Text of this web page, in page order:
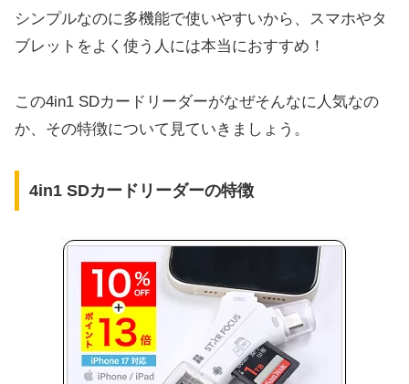
シンプルなのに多機能で使いやすいから、スマホやタ
ブレットをよく使う人には本当におすすめ！
この4in1 SDカードリーダーがなぜそんなに人気なの
か、その特徴について見ていきましょう。
4in1 SDカードリーダーの特徴